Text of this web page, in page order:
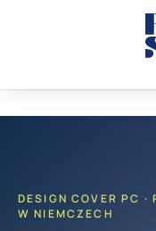
DESIGN COVER PC ·
W NIEMCZECH